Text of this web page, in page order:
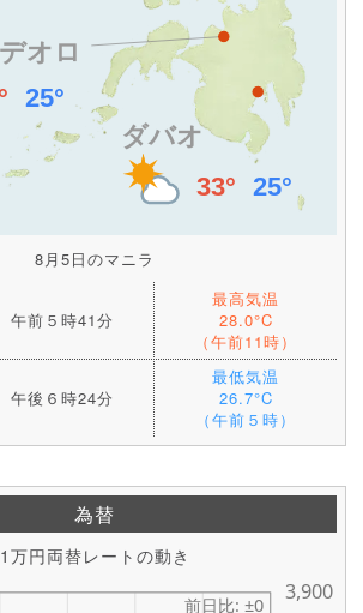
8月5日のマニラ
午前５時41分
最高気温
28.0°C
（午前11時）
午後６時24分
最低気温
26.7°C
（午前５時）
為替
1万円両替レートの動き